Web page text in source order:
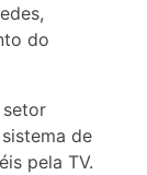
do
setor
de
pela TV.